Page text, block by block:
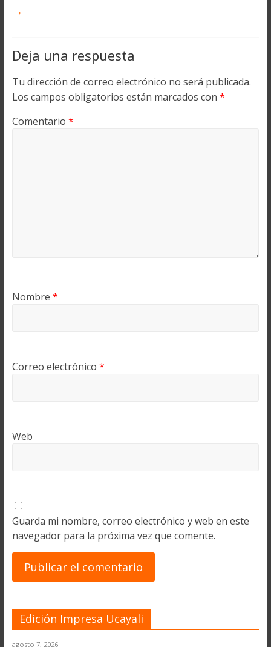
→
Deja una respuesta
Tu dirección de correo electrónico no será publicada.
Los campos obligatorios están marcados con *
Comentario *
Nombre *
Correo electrónico *
Web
Guarda mi nombre, correo electrónico y web en este
navegador para la próxima vez que comente.
Edición Impresa Ucayali
agosto 7, 2026